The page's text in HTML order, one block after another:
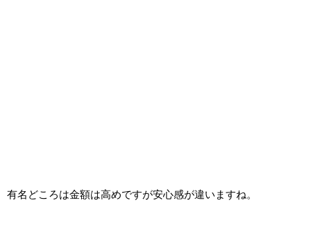
有名どころは金額は高めですが安心感が違いますね。